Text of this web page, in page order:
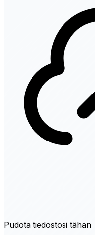
Pudota tiedostosi tähän